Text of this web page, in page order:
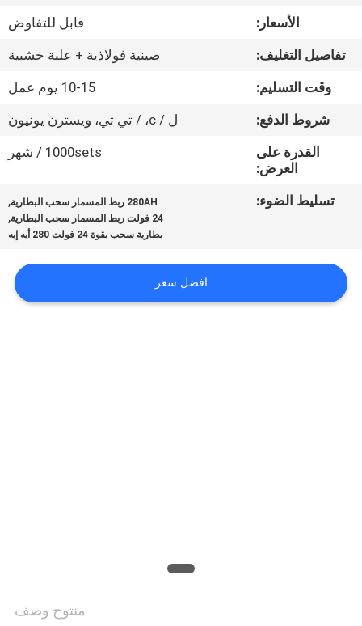
الجودة
اتصل
سياسة
الأسعار:
قابل للتفاوض
تفاصيل التغليف:
صينية فولاذية + علبة خشبية
وقت التسليم:
10-15 يوم عمل
شروط الدفع:
ل / c، / تي تي، ويسترن يونيون
القدرة على
العرض:
1000sets / شهر
تسليط الضوء: 280AH ربط المسمار سحب البطارية ,
24 فولت ربط المسمار سحب البطارية ,
بطارية سحب بقوة 24 فولت 280 أيه إيه
افضل سعر
منتوج وصف